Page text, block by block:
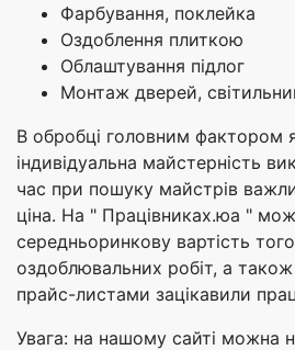
Фарбування, поклейка
Оздоблення плиткою
Облаштування підлог
Монтаж дверей,
В обробці головним фактором
індивідуальна майстерність
час при пошуку майстрів
ціна. На " Працівниках.юа "
середньоринкову вартість
оздоблювальних робіт, а
прайс-листами зацікавили
Увага: на нашому сайті можна